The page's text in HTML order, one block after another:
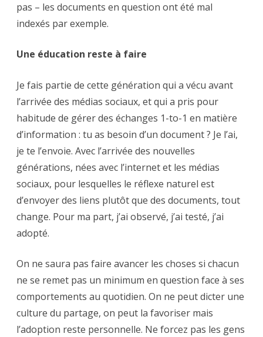
pas – les documents en question ont été mal
indexés par exemple.
Une éducation reste à faire
Je fais partie de cette génération qui a vécu avant
l’arrivée des médias sociaux, et qui a pris pour
habitude de gérer des échanges 1-to-1 en matière
d’information : tu as besoin d’un document ? Je l’ai,
je te l’envoie. Avec l’arrivée des nouvelles
générations, nées avec l’internet et les médias
sociaux, pour lesquelles le réflexe naturel est
d’envoyer des liens plutôt que des documents, tout
change. Pour ma part, j’ai observé, j’ai testé, j’ai
adopté.
On ne saura pas faire avancer les choses si chacun
ne se remet pas un minimum en question face à ses
comportements au quotidien. On ne peut dicter une
culture du partage, on peut la favoriser mais
l’adoption reste personnelle. Ne forcez pas les gens